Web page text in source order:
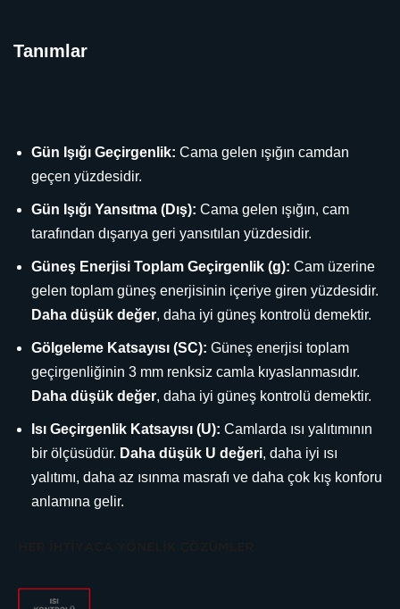
Tanımlar
Gün Işığı Geçirgenlik: Cama gelen ışığın camdan
geçen yüzdesidir.
Gün Işığı Yansıtma (Dış): Cama gelen ışığın, cam
tarafından dışarıya geri yansıtılan yüzdesidir.
Güneş Enerjisi Toplam Geçirgenlik (g): Cam üzerine
gelen toplam güneş enerjisinin içeriye giren yüzdesidir.
Daha düşük değer, daha iyi güneş kontrolü demektir.
Gölgeleme Katsayısı (SC): Güneş enerjisi toplam
geçirgenliğinin 3 mm renksiz camla kıyaslanmasıdır.
Daha düşük değer, daha iyi güneş kontrolü demektir.
Isı Geçirgenlik Katsayısı (U): Camlarda ısı yalıtımının
bir ölçüsüdür. Daha düşük U değeri, daha iyi ısı
yalıtımı, daha az ısınma masrafı ve daha çok kış konforu
anlamına gelir.